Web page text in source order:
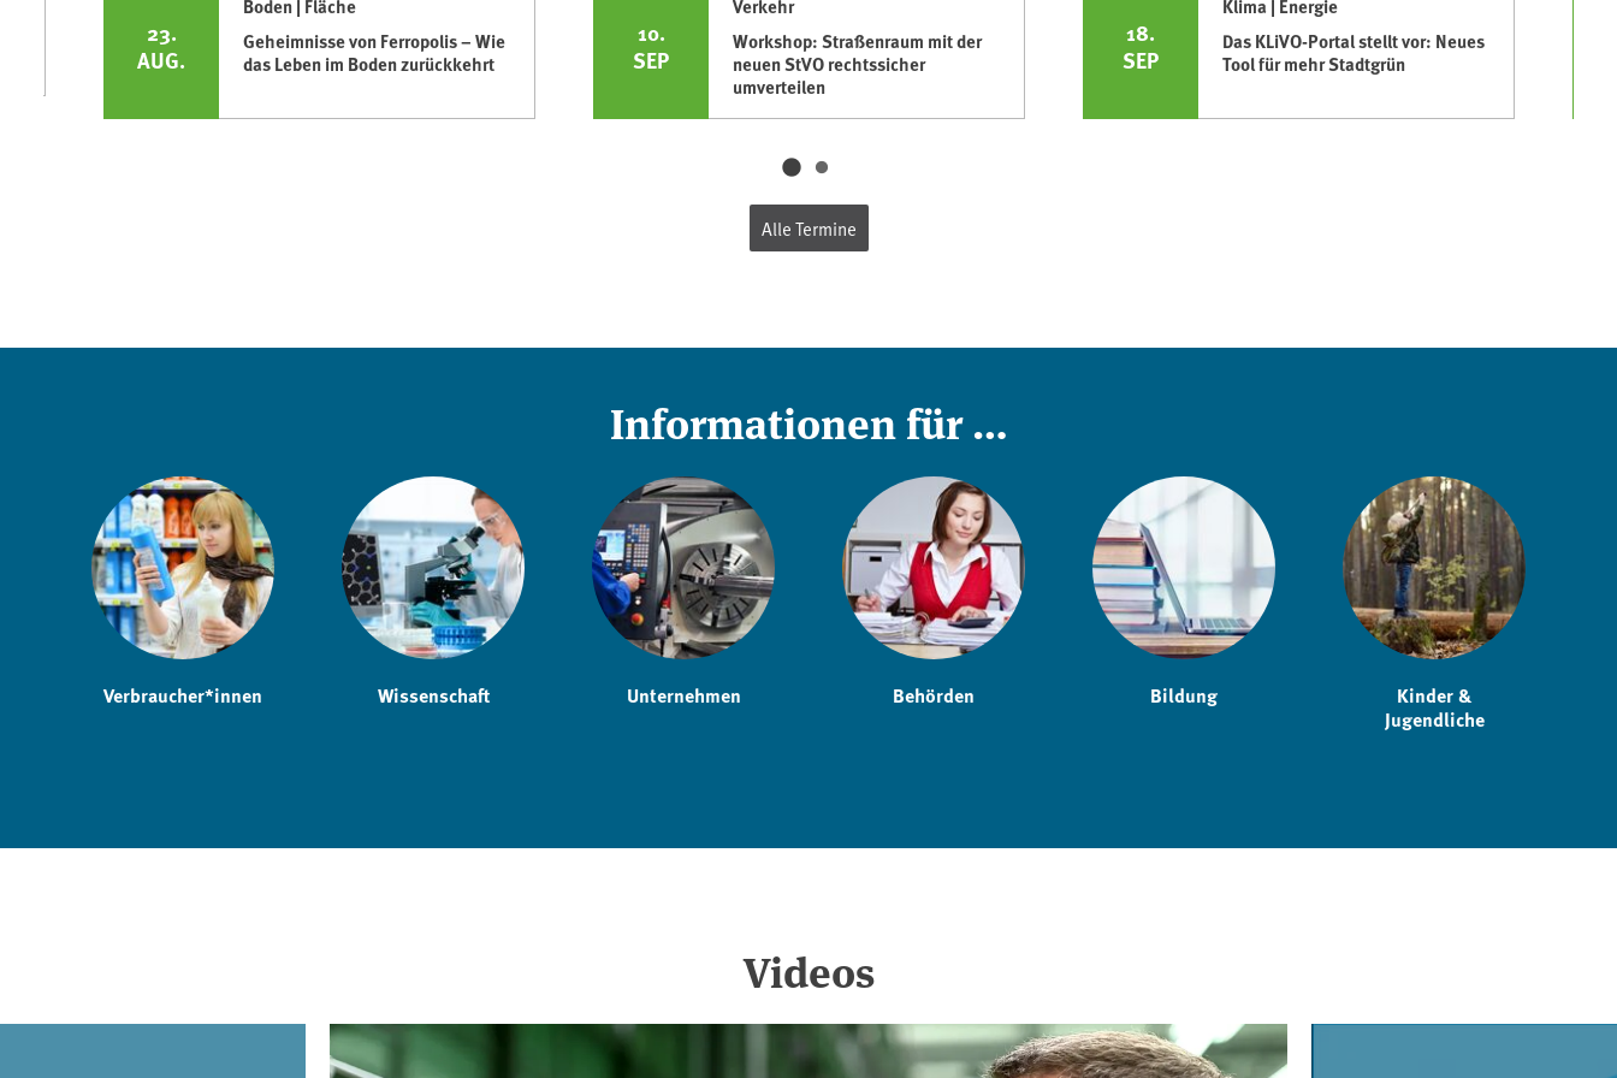
23.
AUG.
Boden | Fläche
Geheimnisse von Ferropolis – Wie
das Leben im Boden zurückkehrt
10.
SEP
Verkehr
Workshop: Straßenraum mit der
neuen StVO rechtssicher
umverteilen
18.
SEP
Klima | Energie
Das KLiVO-Portal stellt vor: Neues
Tool für mehr Stadtgrün
Alle Termine
Informationen für …
Verbraucher*innen Wissenschaft Unternehmen Behörden Bildung
Kinder &
Jugendliche
Videos